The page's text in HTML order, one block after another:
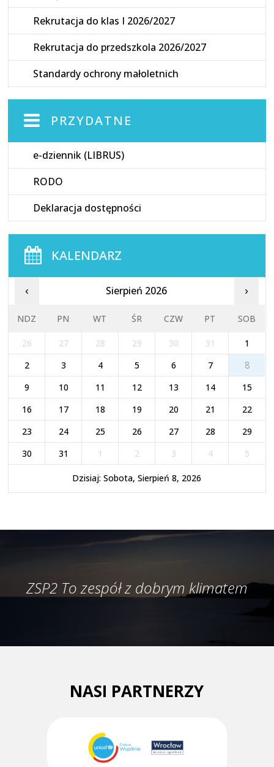
Rekrutacja do klas I 2026/2027
Rekrutacja do przedszkola 2026/2027
Standardy ochrony małoletnich
PRZYDATNE
e-dziennik (LIBRUS)
RODO
Deklaracja dostępności
KALENDARZ
‹ Sierpień 2026 ›
NDZ PN WT ŚR CZW PT SOB
26 27 28 29 30 31
1
2
3 4 5 6 7
8
9
10 11 12 13 14
15
16
17 18 19 20 21
22
23
24 25 26 27 28
29
30
31 1 2 3 4 5
Dzisiaj: Sobota, Sierpień 8, 2026
ZSP2 To zespół z dobrym klimatem
NASI PARTNERZY